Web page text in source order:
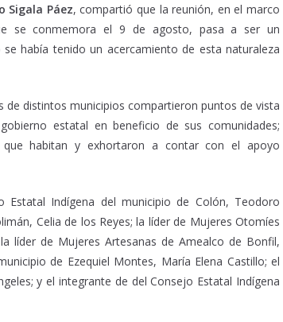
Sigala Páez, compartió que la reunión, en el marco
se conmemora el 9 de agosto, pasa a ser un
había tenido un acercamiento de esta naturaleza
de distintos municipios compartieron puntos de vista
estatal en beneficio de sus comunidades;
que habitan y exhortaron a contar con el apoyo
Indígena del municipio de Colón, Teodoro
Celia de los Reyes; la líder de Mujeres Otomíes
líder de Mujeres Artesanas de Amealco de Bonfil,
de Ezequiel Montes, María Elena Castillo; el
y el integrante de del Consejo Estatal Indígena